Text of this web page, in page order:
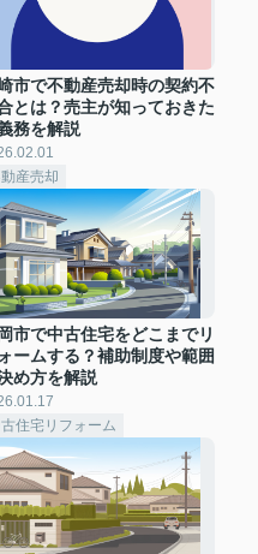
市で不動産売却時の契約不
とは？売主が知っておきた
務を解説
産売却
市で中古住宅をどこまでリ
ームする？補助制度や範囲
め方を解説
住宅リフォーム